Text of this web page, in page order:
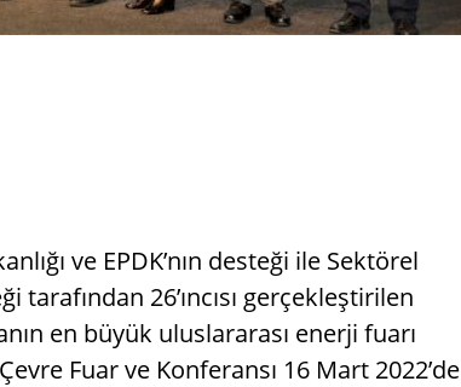
ve EPDK’nın desteği ile Sektörel
tarafından 26’ıncısı gerçekleştirilen
en büyük uluslararası enerji fuarı
Fuar ve Konferansı 16 Mart 2022’de